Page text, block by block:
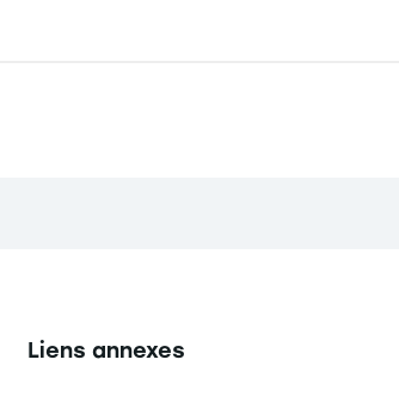
Navigation secondaire footer
Liens annexes